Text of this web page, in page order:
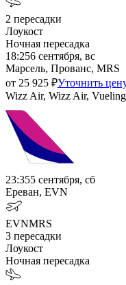
2 пересадки
Лоукост
Ночная пересадка
18:256 сентября, вс
Марсель, Прованс, MRS
от 25 925 ₽Уточнить
Wizz Air, Wizz Air,
23:355 сентября, сб
Ереван, EVN
EVNMRS
3 пересадки
Лоукост
Ночная пересадка